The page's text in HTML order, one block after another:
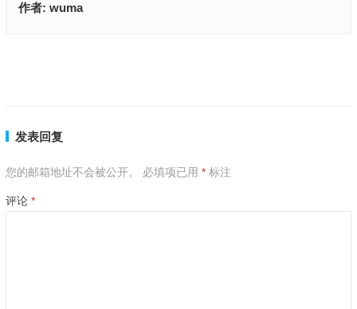
作者: wuma
发表回复
您的邮箱地址不会被公开。 必填项已用 *标注
评论 *